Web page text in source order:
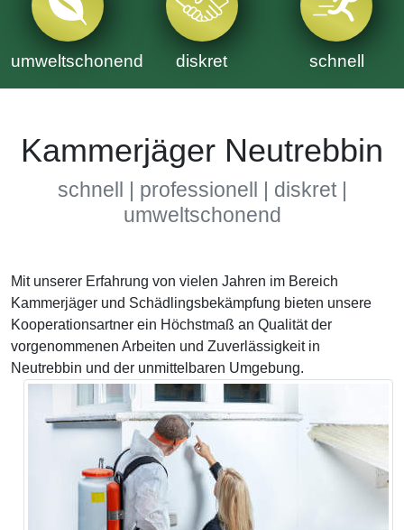
umweltschonend diskret schnell
Kammerjäger Neutrebbin
schnell | professionell | diskret |
umweltschonend
Mit unserer Erfahrung von vielen Jahren im Bereich
Kammerjäger und Schädlingsbekämpfung bieten unsere
Kooperationsartner ein Höchstmaß an Qualität der
vorgenommenen Arbeiten und Zuverlässigkeit in
Neutrebbin und der unmittelbaren Umgebung.